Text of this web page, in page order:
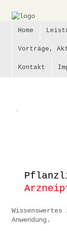
Leistung,
Infos,
Partner
Impressum
Home
Vorträge,
Kontakt
.
Anwendung.